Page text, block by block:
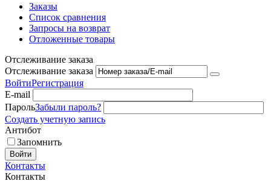
Заказы
Список сравнения
Запросы на возврат
Отложенные товары
Отслеживание заказа
Отслеживание заказа
ВойтиРегистрация
E-mail
ПарольЗабыли пароль?
Создать учетную запись
Антибот
Запомнить
Войти
Контакты
Контакты